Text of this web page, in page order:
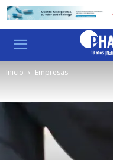
Inicio Empresas